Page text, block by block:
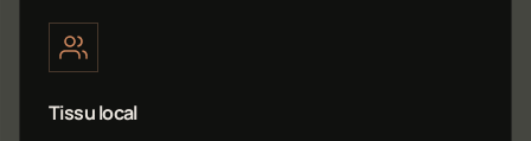
Tissu local